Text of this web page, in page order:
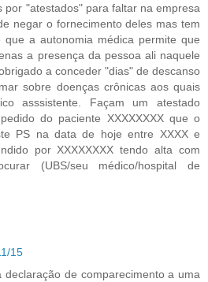
por "atestados" para faltar na empresa
negar o fornecimento deles mas tem
a autonomia médica permite que
a presença da pessoa ali naquele
a conceder "dias" de descanso
sobre doenças crônicas aos quais
asssistente. Façam um atestado
do paciente XXXXXXXX que o
PS na data de hoje entre XXXX e
por XXXXXXXX tendo alta com
(UBS/seu médico/hospital de
15
declaração de comparecimento a uma